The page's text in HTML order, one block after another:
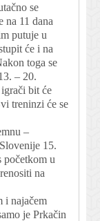
se
na 11 dana
putuje u
će i na
toga se
– 20.
bit će
treninzi će se
–
15.
početkom u
na
i najačem
je Prkačin